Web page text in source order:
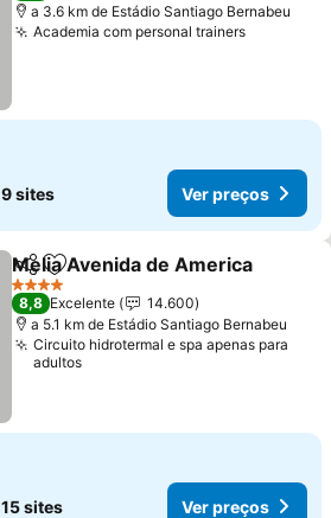
a 3.6 km de Estádio Santiago Bernabeu
Academia com personal trainersVer
9 sites Ver preços
PartilharAdicionar aos favoritos
Melia Avenida de America
4 Estrelas
8,8 Excelente
14.600
a 5.1 km de Estádio Santiago Bernabeu
Circuito hidrotermal e spa apenas para
adultos
15 sites Ver preços